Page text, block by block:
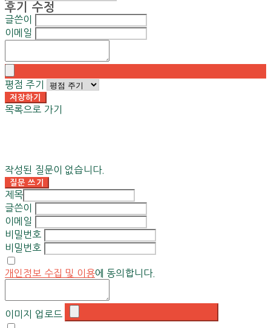
후기 수정
글쓴이
이메일
평점 주기
저장하기
목록으로 가기
작성된 질문이 없습니다.
질문 쓰기
제목
글쓴이
이메일
비밀번호
비밀번호
개인정보 수집 및 이용에 동의합니다.
이미지 업로드